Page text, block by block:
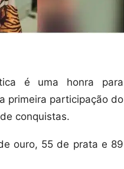
é uma honra para
primeira participação do
conquistas.
ouro, 55 de prata e 89